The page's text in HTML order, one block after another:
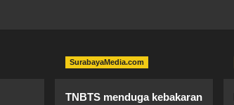
SurabayaMedia.com
TNBTS menduga kebakaran